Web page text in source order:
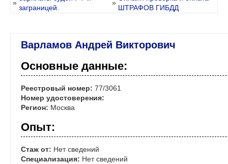
»
заграницей.
»
ШТРАФОВ ГИБДД
Варламов Андрей Викторович
Основные данные:
Реестровый номер: 77/3061
Номер удостоверения:
Регион: Москва
Опыт:
Стаж от: Нет сведений
Специализация: Нет сведений